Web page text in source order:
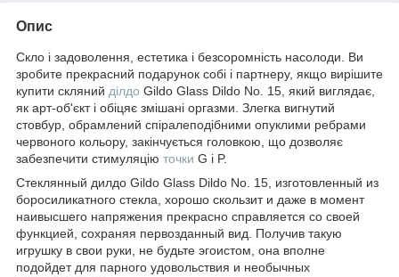
Опис
Скло і задоволення, естетика і безсоромність насолоди. Ви
зробите прекрасний подарунок собі і партнеру, якщо вирішите
купити скляний ділдо Gildo Glass Dildo No. 15, який виглядає,
як арт-об'єкт і обіцяє змішані оргазми. Злегка вигнутий
стовбур, обрамлений спіралеподібними опуклими ребрами
червоного кольору, закінчується головкою, що дозволяє
забезпечити стимуляцію точки G і P.
Стеклянный дилдо Gildo Glass Dildo No. 15, изготовленный из
боросиликатного стекла, хорошо скользит и даже в момент
наивысшего напряжения прекрасно справляется со своей
функцией, сохраняя первозданный вид. Получив такую
игрушку в свои руки, не будьте эгоистом, она вполне
подойдет для парного удовольствия и необычных